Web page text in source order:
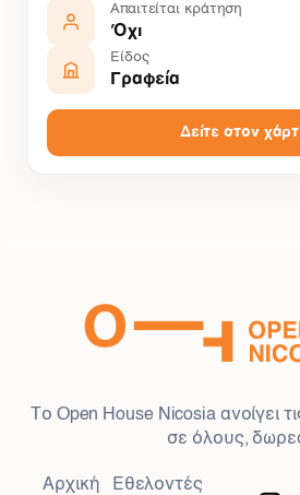
Απαιτείται κράτηση
Όχι
Είδος
Γραφεία
Δείτε στον
Το Open House Nicosia ανοίγει
σε όλους,
Αρχική Εθελοντές